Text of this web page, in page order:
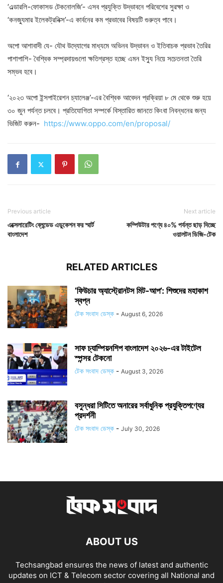
‘এল্ডারলি-ফোকাসড টেকনোলজি’- এসব প্রযুক্তি উদ্ভাবনে পরিবেশের সুরক্ষা ও
‘কনজ্যুমার ইলেকট্রনিক্স’-এ কার্বনের কম প্রভাবের বিষয়টি গুরুত্ব পাবে।
অপো আশাবাদী যে- যৌথ উদ্যোগের মাধ্যমে অভিনব উদ্ভাবন ও ইতিবাচক প্রভাব তৈরির
পাশাপাশি- বৈশ্বিক সম্প্রদায়গুলো ক্ষতিগ্রস্ত হচ্ছে এমন ইস্যু নিয়ে সচেতনতা তৈরি
সম্ভব হবে।
‘২০২৩ অপো ইন্সপাইরেশন চ্যালেঞ্জ’-এর বৈশ্বিক আবেদন প্রক্রিয়া ৮ মে থেকে শুরু হয়ে
৩০ জুন পর্যন্ত চলবে। প্রতিযোগিতা সম্পর্কে বিস্তারিত জানতে কিংবা নিবন্ধনের জন্য
ভিজিট করুন- https://www.oppo.com/en/proposal/
Previous article
এক্সেলারেটিং ব্লেন্ডেড এডুকেশন ফর স্মার্ট
বাংলাদেশ
Next article
কম্পিউটার পণ্যে ৪০% পর্যন্ত ছাড় দিচ্ছে
ওয়ালটন ডিজি-টেক
RELATED ARTICLES
‘ফিউচার অ্যাস্ট্রোনটস মিট-আপ’: শিশুদের মহাকাশ
স্বপ্ন
টেক সংবাদ ডেস্ক - August 6, 2026
সাফ চ্যাম্পিয়নশিপ বাংলাদেশ ২০২৬-এর টাইটেল
স্পন্সর টেকনো
টেক সংবাদ ডেস্ক - August 3, 2026
বসুন্ধরা সিটিতে অনারের সর্বাধুনিক প্রযুক্তিপণ্যের
প্রদর্শনী
টেক সংবাদ ডেস্ক - July 30, 2026
ABOUT US
Techsangbad ensures the news of latest and authentic
updates on ICT & Telecom sector covering all National and